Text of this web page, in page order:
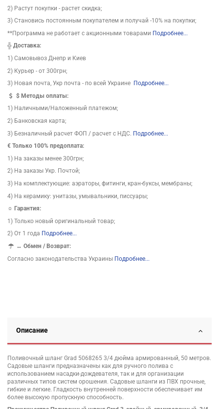
2) Растут покупки - растет скидка;
3) Становись постоянным покупателем и получай -10% на покупки;
**Программа не работает с акционными товарами Подробнее...
╬ Доставка:
1) Самовывоз Днепр и Киев
2) Курьер - от 300грн;
3) Новая почта, Укр почта - по всей Украине Подробнее...
$Методы оплаты:
1) Наличными/Наложенный платежом;
2) Банковская карта;
3) Безналичный расчет ФОП / расчет с НДС. Подробнее...
€ Только 100% предоплата:
1) На заказы менее 300грн;
2) На заказы Укр. Почтой;
3) На комплектующие: аэраторы, фитинги, кран-буксы, мембраны;
4) На керамику: унитазы, умывальники, писсуары;
☼ Гарантия:
1) Только новый оригинальный товар;
2) От 1 года Подробнее...
↔Обмен / Возврат:
Согласно законодательства Украины Подробнее...
Описание
Поливочный шланг Grad 5068265 3/4 дюйма армированный, 50 метров.
Садовые шланги предназначены как для ручного полива с
использованием насадки-дождевателя, так и для организации
различных типов систем орошения. Садовые шланги из ПВХ прочные,
гибкие и легкие. Гладкость внутренней поверхности обеспечивает им
более высокую пропускную способность.